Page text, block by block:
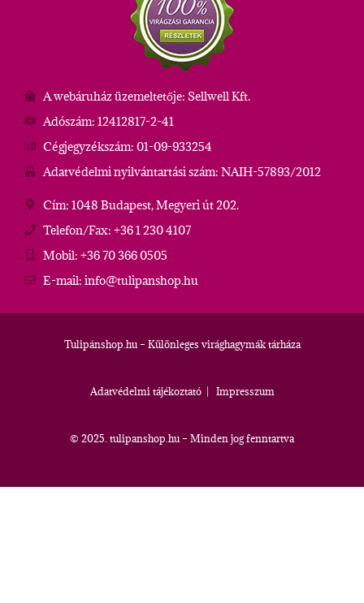
A webáruház üzemeltetője: Sellwell Kft.
Adószám: 12412817-2-41
Cégjegyzékszám: 01-09-933254
Adatvédelmi nyilvántartási szám: NAIH-57893/2012
Cím: 1048 Budapest, Megyeri út 202.
Telefon/Fax: +36 1 230 4107
Mobil: +36 70 366 0505
E-mail: info@tulipanshop.hu
Tulipánshop.hu – Különleges virághagymák tárháza
Adatvédelmi tájékoztató| Impresszum
© 2025. tulipanshop.hu – Minden jog fenntartva